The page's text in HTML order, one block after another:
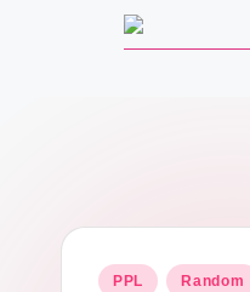
PPL Random